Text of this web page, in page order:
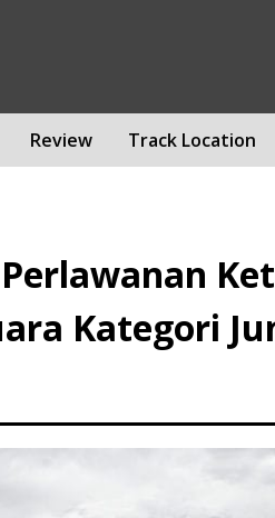
Review Track Location
Kategori